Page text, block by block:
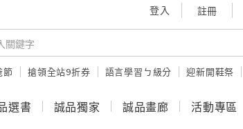
登入 註冊
節 搶領全站9折券 語言學習ㄅ級分 迎新開鞋祭
選書 誠品獨家 誠品畫廊 活動專區